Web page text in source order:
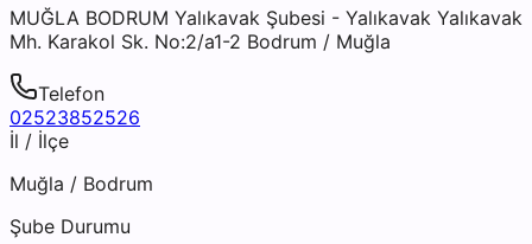
MUĞLA BODRUM Yalıkavak Şubesi - Yalıkavak Yalıkavak
Mh. Karakol Sk. No:2/a1-2 Bodrum / Muğla
Telefon
02523852526
İl / İlçe
Muğla / Bodrum
Şube Durumu